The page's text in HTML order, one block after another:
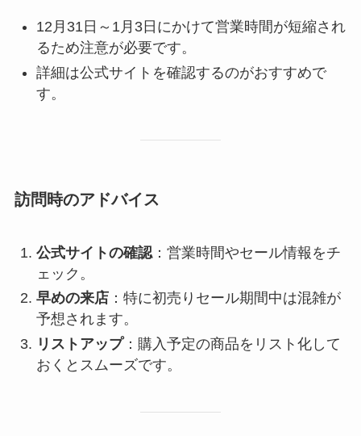
12月31日～1月3日にかけて営業時間が短縮され
るため注意が必要です。
詳細は公式サイトを確認するのがおすすめで
す。
訪問時のアドバイス
公式サイトの確認：営業時間やセール情報をチ
ェック。
早めの来店：特に初売りセール期間中は混雑が
予想されます。
リストアップ：購入予定の商品をリスト化して
おくとスムーズです。